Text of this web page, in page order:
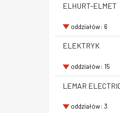
ELHURT-ELMET
oddziałów: 6
ELEKTRYK
oddziałów: 15
LEMAR
oddziałów: 3